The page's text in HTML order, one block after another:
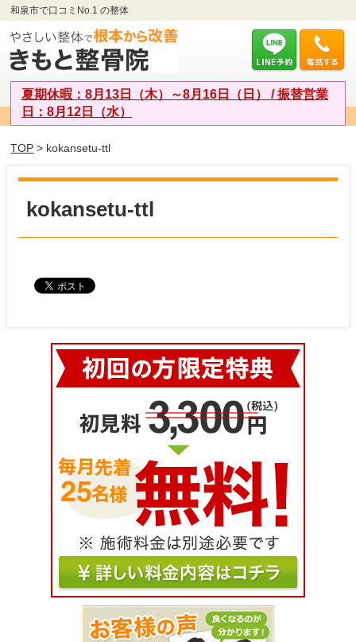
和泉市で口コミNo.1 の整体
夏期休暇：8月13日（木）～8月16日（日） / 振替営業
日：8月12日（水）
TOP > kokansetu-ttl
kokansetu-ttl